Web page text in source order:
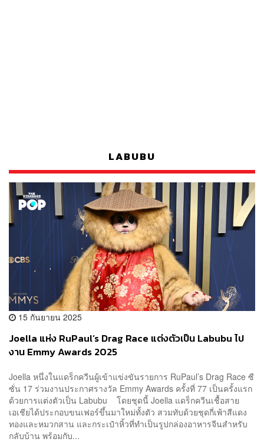
LABUBU
15 กันยายน 2025
Joella แห่ง RuPaul’s Drag Race แต่งตัวเป็น Labubu ไป
งาน Emmy Awards 2025
Joella หนึ่งในแดร็กควีนผู้เข้าแข่งขันรายการ RuPaul’s Drag Race ซี
ซั่น 17 ร่วมงานประกาศรางวัล Emmy Awards ครั้งที่ 77 เป็นครั้งแรก
ด้วยการแต่งตัวเป็น Labubu โดยชุดนี้ Joella แดร็กควีนเชื้อสาย
เอเชียได้ประกอบขนเฟอร์ขึ้นมาใหม่ทั้งตัว สวมทับด้วยชุดกี่เพ้าสีแดง
ทองและหมวกสาน และกระเป๋าหิ้วที่ทำเป็นรูปกล่องอาหารจีนสำหรับ
กลับบ้าน พร้อมกับ...